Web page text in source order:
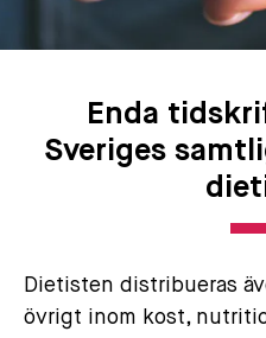
Enda
Sveriges
Dietisten distribueras
övrigt inom kost,